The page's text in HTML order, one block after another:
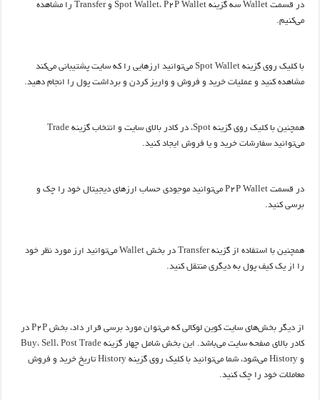
در قسمت Wallet سه گزینه Spot Wallet، P2P Wallet و Transfer را مشاهده
می‌کنیم.
با کلیک روی گزینه Spot Wallet می‌توانید ارزهایی را که سایت پشتیبانی می‌‌کند
مشاهده کنید و عملیات خرید و فروش و واریز کردن و برداشت پول را انجام دهید.
همچنین با کلیک روی گزینه Spot، در کادر بالای سایت و انتخاب گزینه Trade
می‌توانید سفارشات خرید و یا فروش ایجاد کنید.
در قسمت P2P Wallet می‌توانید موجودی حساب ارزهای دیجیتال خود را چک و
برسی کنید.
همچنین با استفاده از گزینه Transfer در بخش Wallet می‌توانید ارز مورد نظر خود
را از یک کیف پول به دیگری منتقل کنید.
از دیگر بخش‌های سایت کوین لوکالی که می‌توان مورد برسی قرار داد، بخش P2P در
کادر بالای صفحه سایت می‌باشد. این بخش شامل چهار گزینه Buy، Sell، Post Trade
و History می‌شود، شما می‌توانید با کلیک روی گزینه History تاریخ خرید و فروش
معاملات خود را چک کنید.